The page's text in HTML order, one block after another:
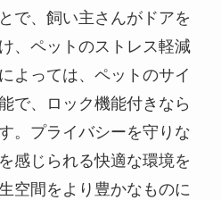
で、飼い主さんがドアを
、ペットのストレス軽減
よっては、ペットのサイ
で、ロック機能付きなら
。プライバシーを守りな
感じられる快適な環境を
空間をより豊かなものに